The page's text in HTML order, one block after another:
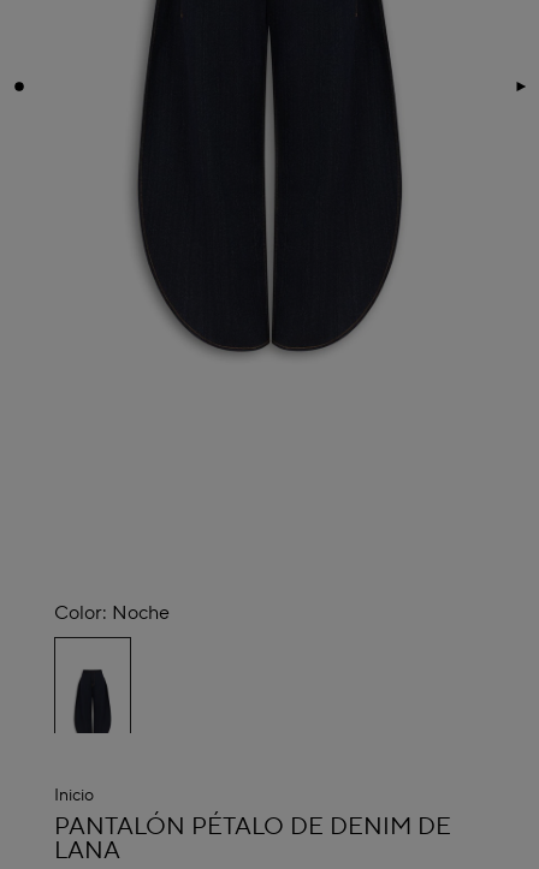
Color: Noche
seleccionado
Inicio
ALAÏA
PANTALÓN PÉTALO DE DENIM DE
LANA